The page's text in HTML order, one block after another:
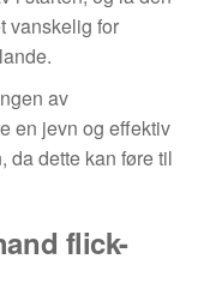
vanskelig for
av
en jevn og effektiv
da dette kan føre til
flick-